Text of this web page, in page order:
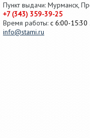
Пункт выдачи: Мурманск,
+7 (343) 359-39-25
Время работы: с 6:00-15:30
info@stami.ru